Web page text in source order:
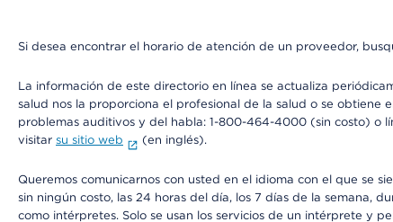
Si desea encontrar el horario de atención de un proveedor,
La información de este directorio en línea se actualiza
salud nos la proporciona el profesional de la salud o se obtiene
problemas auditivos y del habla: 1-800-464-4000 (sin costo) o
visitar su sitio web (en inglés).
Queremos comunicarnos con usted en el idioma con el que se
sin ningún costo, las 24 horas del día, los 7 días de la semana,
como intérpretes. Solo se usan los servicios de un intérprete y